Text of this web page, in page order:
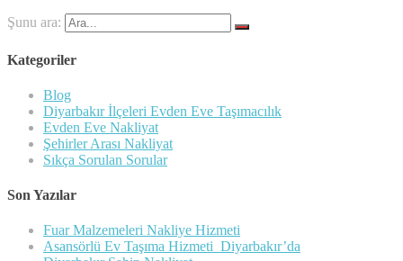
Şunu ara:
Kategoriler
Blog
Diyarbakır İlçeleri Evden Eve Taşımacılık
Evden Eve Nakliyat
Şehirler Arası Nakliyat
Sıkça Sorulan Sorular
Son Yazılar
Fuar Malzemeleri Nakliye Hizmeti
Asansörlü Ev Taşıma Hizmeti Diyarbakır’da